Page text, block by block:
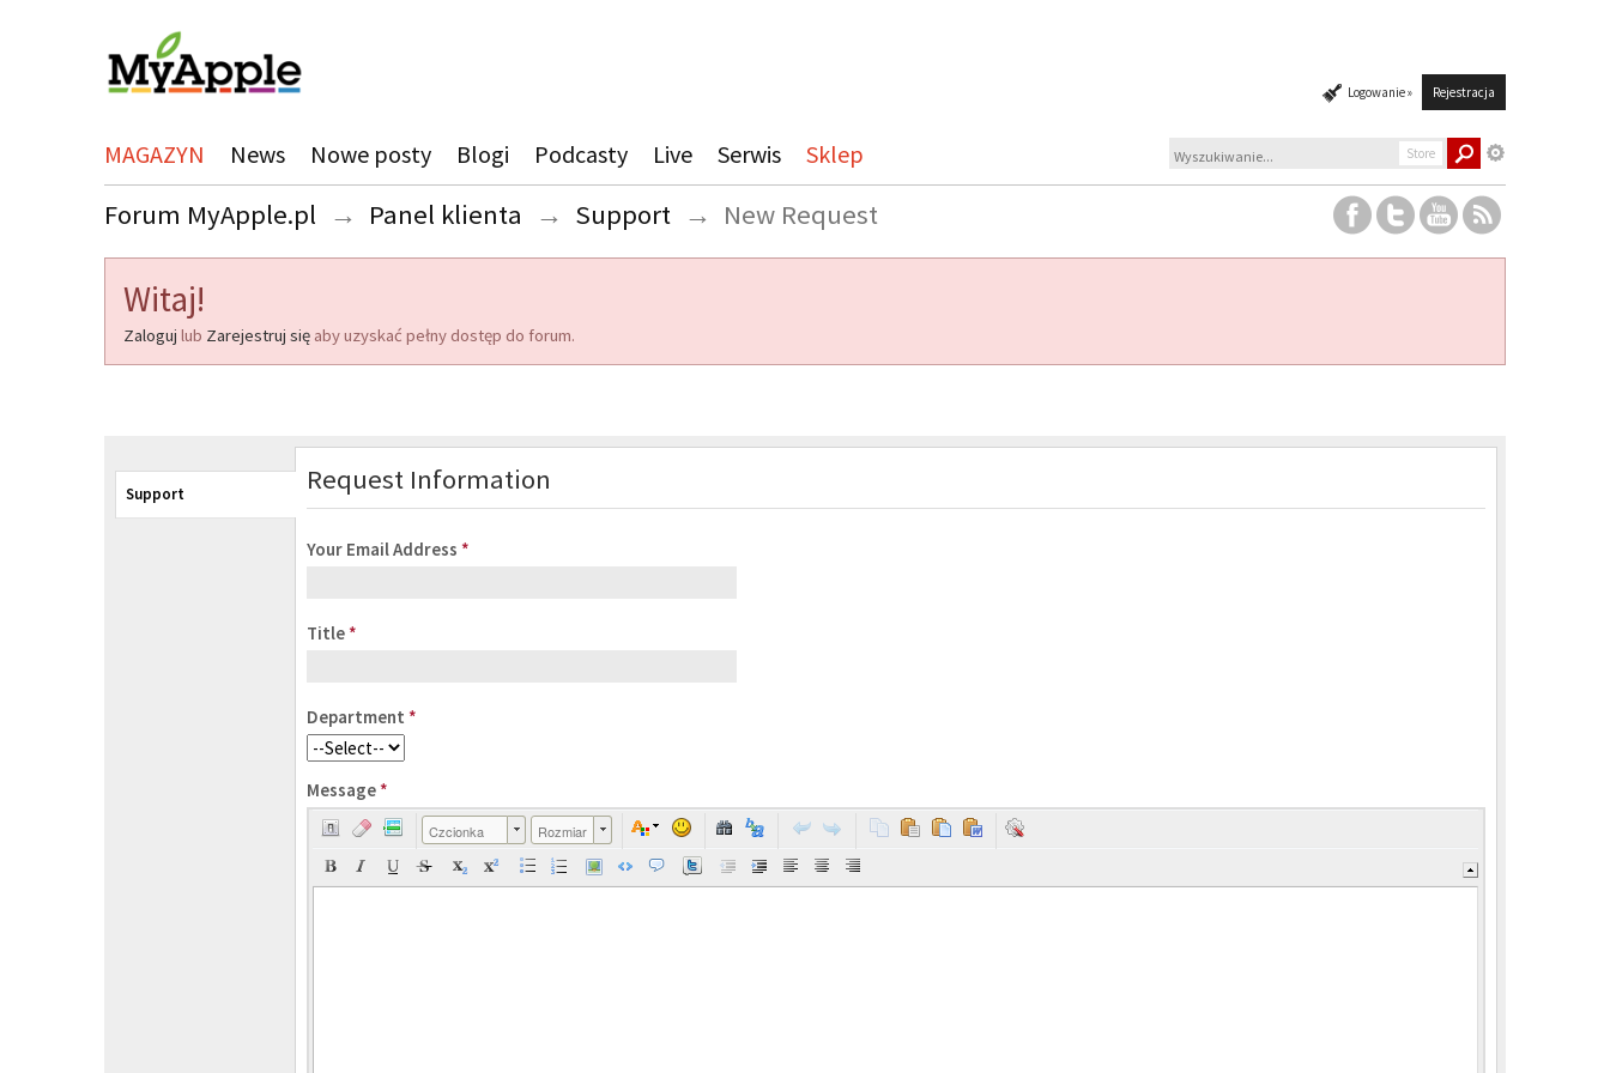
Logowanie » Rejestracja
MAGAZYN News Nowe posty Blogi Podcasty Live Serwis Sklep Store
Forum MyApple.pl → Panel klienta → Support → New Request
Witaj!
Zaloguj lub Zarejestruj się aby uzyskać pełny dostęp do forum.
Support Request Information
Your Email Address *
Title *
Department *
Message *
Czcionka Rozmiar